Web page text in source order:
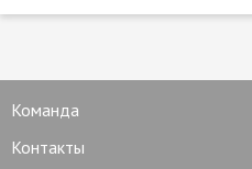
Команда
Контакты